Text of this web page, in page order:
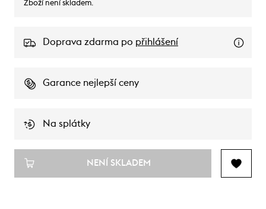
Zboží není skladem.
Doprava zdarma po přihlášení
Garance nejlepší ceny
Na splátky
NENÍ SKLADEM